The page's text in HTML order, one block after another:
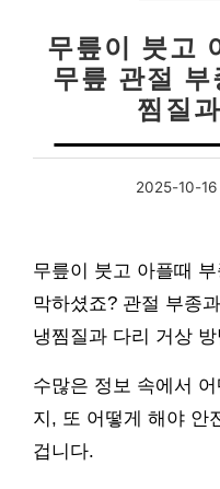
무릎이 붓고
무릎 관절
찜질
2025-10-16
무릎이 붓고 아플때
막하셨죠? 관절 부종
냉찜질과 다리 거상
수많은 정보 속에서
지, 또 어떻게 해야 안
겁니다.